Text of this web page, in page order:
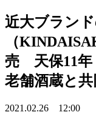
近大ブラン
（
売 天保11年
老舗酒蔵と
2021.02.26 12:00